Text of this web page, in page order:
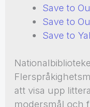
Save to
Save to
Save to
att visa upp
modersmål och